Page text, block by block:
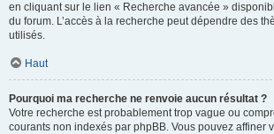
en cliquant sur le lien « Recherche avancée »
du forum. L’accès à la recherche peut dépendre des
utilisés.
Haut
Pourquoi ma recherche ne renvoie aucun résultat ?
Votre recherche est probablement trop vague ou
courants non indexés par phpBB. Vous pouvez affiner